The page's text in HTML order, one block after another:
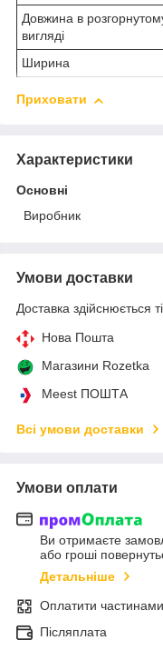
Довжина в
вигляді
Ширина
Приховати
Характеристики
Основні
Виробник
Умови доставки
Доставка здійснюється
Нова Пошта
Магазини Rozetka
Meest ПОШТА
Всі умови доставки
Умови оплати
Ви отримаєте
або гроші
Детальніше
Оплатити частинами
Післяплата